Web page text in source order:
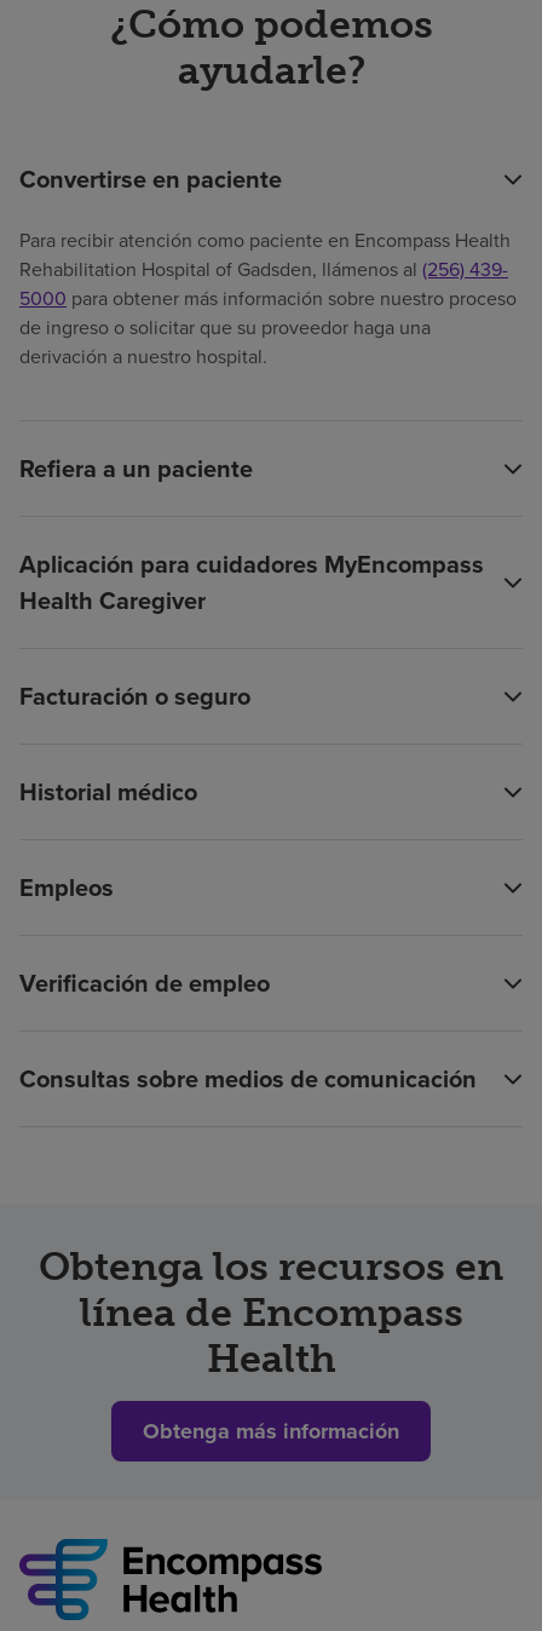
¿Cómo podemos
ayudarle?
Convertirse en paciente
Para recibir atención como paciente en Encompass Health
Rehabilitation Hospital of Gadsden, llámenos al (256) 439-
5000 para obtener más información sobre nuestro proceso
de ingreso o solicitar que su proveedor haga una
derivación a nuestro hospital.
Refiera a un paciente
Aplicación para cuidadores MyEncompass
Health Caregiver
Facturación o seguro
Historial médico
Empleos
Verificación de empleo
Consultas sobre medios de comunicación
Obtenga los recursos en
línea de Encompass
Health
Obtenga más información